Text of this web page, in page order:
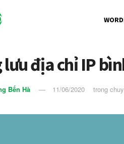
lưu địa chỉ IP
Bến Hà 11/06/2020 trong